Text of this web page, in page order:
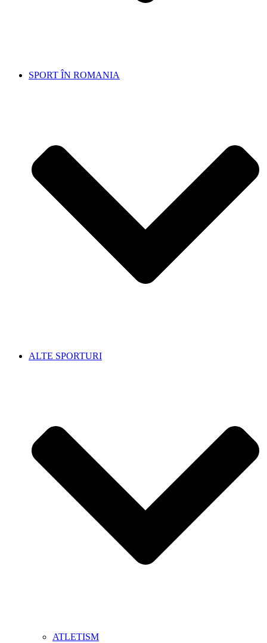
SPORT ÎN ROMANIA
ALTE SPORTURI
ATLETISM